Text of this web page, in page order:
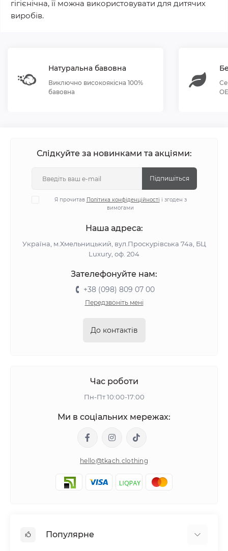
гігієнічна, її можна використовувати для дитячих
виробів.
Натуральна бавовна
Виключно високоякісна 100%
бавовна
Слідкуйте за новинками та акціями:
Підпишіться
Я прочитав Політика конфіденційності і згоден з
вимогами
Наша адреса:
Україна, м.Хмельницький, вул.Проскурівська 74а, БЦ
Luxury, оф. 204
Зателефонуйте нам:
+38 (098) 809 07 00
Передзвоніть мені
До контактів
Час роботи
Пн-Пт 10:00-17:00
Ми в соціальних мережах:
hello@tkach.clothing
Популярне